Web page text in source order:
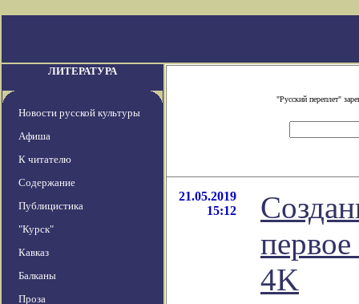
ЛИТЕРАТУРА
Новости русской культуры
Афиша
К читателю
Содержание
Публицистика
"Курск"
Кавказ
Балканы
Проза
"Русский переплет"
21.05.2019
15:12
4K